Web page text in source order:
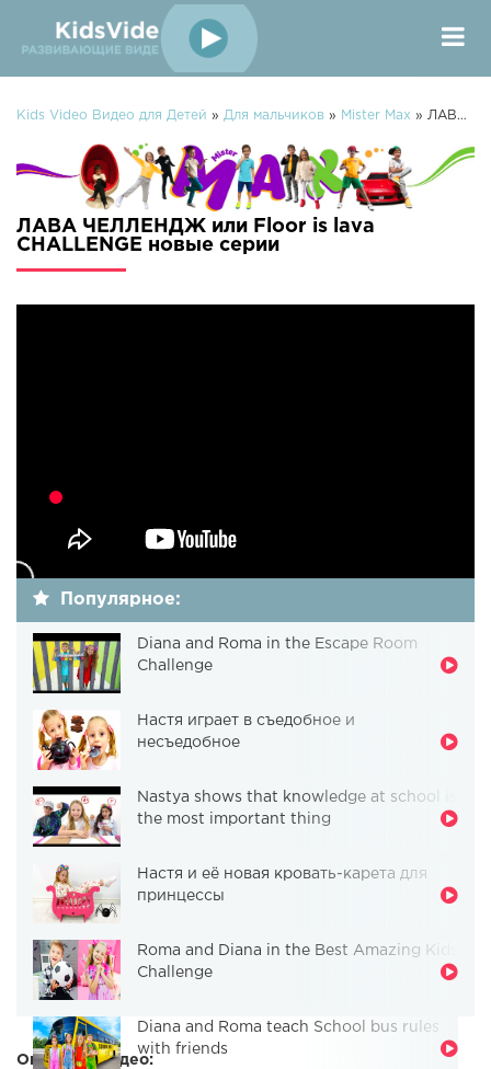
Kids Video Видео для Детей » Для мальчиков » Mister Max » ЛАВА ЧЕЛЛЕНДЖ или Floor is lava CHALLENGE
ЛАВА ЧЕЛЛЕНДЖ или Floor is lava
CHALLENGE новые серии
Популярное:
Diana and Roma in the Escape Room
Challenge
Настя играет в съедобное и
несъедобное
Nastya shows that knowledge at school is
the most important thing
Настя и её новая кровать-карета для
принцессы
Roma and Diana in the Best Amazing Kids
Challenge
Diana and Roma teach School bus rules
with friends
Описание видео: